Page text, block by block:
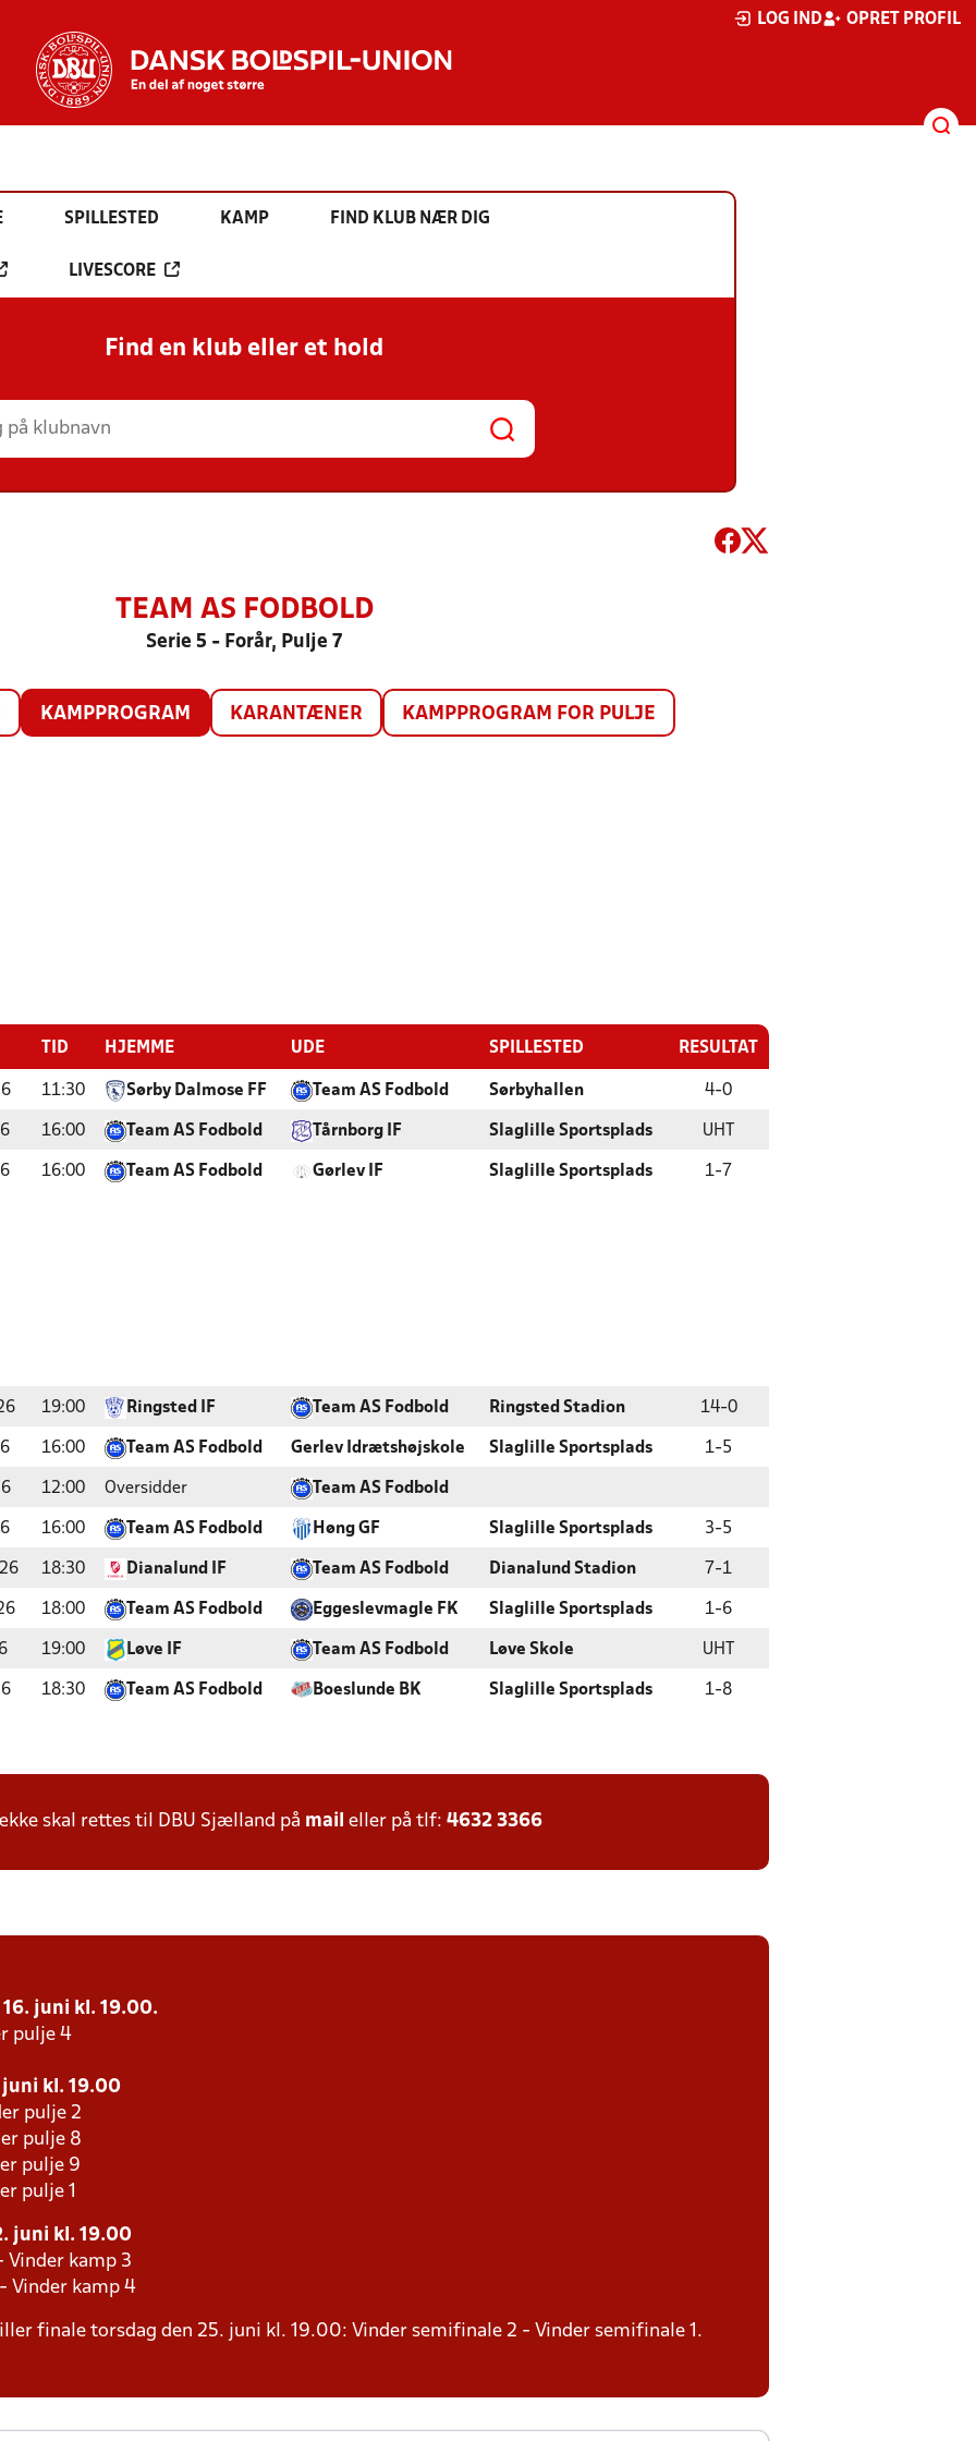
LOG IND OPRET PROFIL
SPILLESTED KAMP FIND KLUB NÆR DIG
LIVESCORE
Find en klub eller et hold
TEAM AS FODBOLD
Serie 5 - Forår, Pulje 7
KAMPPROGRAM KARANTÆNER KAMPPROGRAM FOR PULJE
TID HJEMME UDE SPILLESTED RESULTAT
11:30 Sørby Dalmose FF Team AS Fodbold Sørbyhallen 4-0
16:00 Team AS Fodbold Tårnborg IF Slaglille Sportsplads UHT
16:00 Team AS Fodbold Gørlev IF Slaglille Sportsplads 1- 7
19:00 Ringsted IF Team AS Fodbold Ringsted Stadion 14-0
16:00 Team AS Fodbold Gerlev Idrætshøjskole Slaglille Sportsplads 1-5
12:00 Oversidder Team AS Fodbold
16:00 Team AS Fodbold Høng GF Slaglille Sportsplads 3-5
18:30 Dianalund IF Team AS Fodbold Dianalund Stadion 7 -1
18:00 Team AS Fodbold Eggeslevmagle FK Slaglille Sportsplads 1-6
19:00 Løve IF Team AS Fodbold Løve Skole UHT
18:30 Team AS Fodbold Boeslunde BK Slaglille Sportsplads 1-8
skal rettes til DBU Sjælland på mail eller på tlf: 4632 3366
juni kl. 19.00.
pulje 4
juni kl. 19.00
pulje 2
pulje 8
pulje 9
pulje 1
juni kl. 19.00
Vinder kamp 3
Vinder kamp 4
finale torsdag den 25. juni kl. 19.00: Vinder semifinale 2 - Vinder semifinale 1.